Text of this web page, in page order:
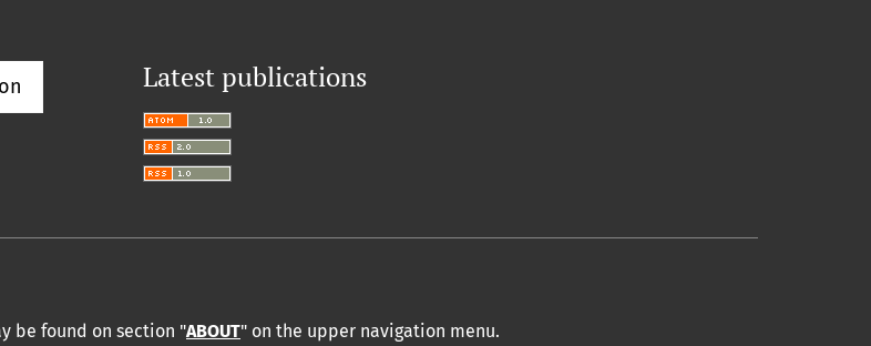
Latest publications
be found on section "ABOUT" on the upper navigation menu.